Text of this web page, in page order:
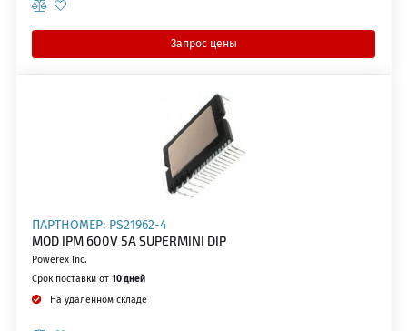
Запрос цены
ПАРТНОМЕР: PS21962-4
MOD IPM 600V 5A SUPERMINI DIP
Powerex Inc.
Срок поставки от 10 дней
На удаленном складе